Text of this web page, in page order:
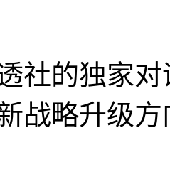
社的独家
战略升级方